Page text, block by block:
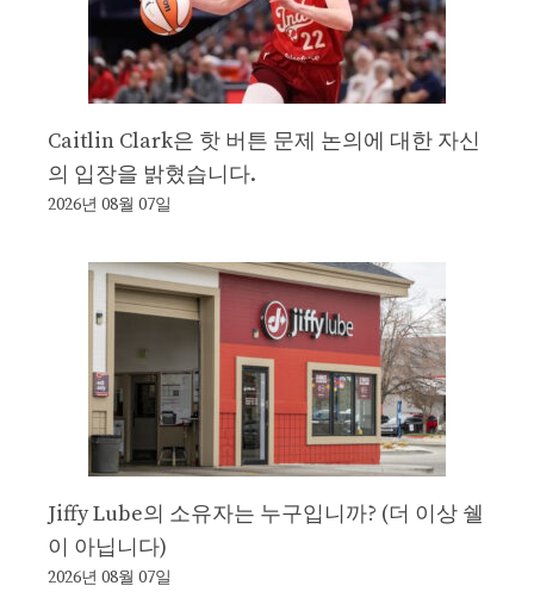
Caitlin Clark은 핫 버튼 문제 논의에 대한 자신
의 입장을 밝혔습니다.
2026년 08월 07일
Jiffy Lube의 소유자는 누구입니까? (더 이상 쉘
이 아닙니다)
2026년 08월 07일